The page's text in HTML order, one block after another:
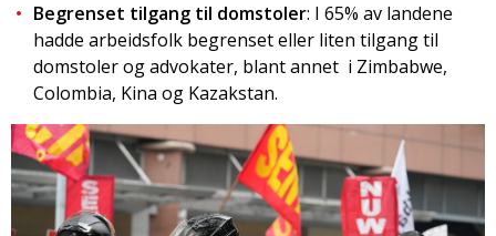
Begrenset tilgang til domstoler: I 65% av landene
hadde arbeidsfolk begrenset eller liten tilgang til
domstoler og advokater, blant annet i Zimbabwe,
Colombia, Kina og Kazakstan.